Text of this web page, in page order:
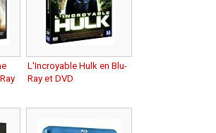
L'Incroyable Hulk en Blu-
Ray et DVD